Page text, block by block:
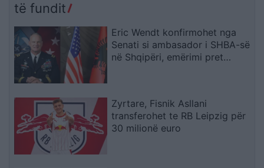
të fundit
Eric Wendt konfirmohet nga
Senati si ambasador i SHBA-së
në Shqipëri, emërimi pret
Zyrtare, Fisnik Asllani
transferohet te RB Leipzig për
30 milionë euro